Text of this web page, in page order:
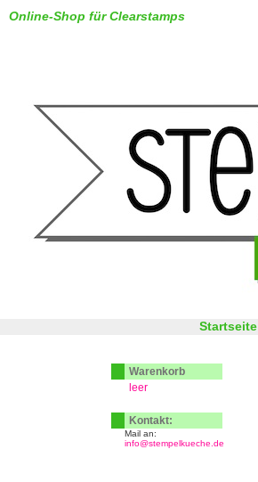
Online-Shop für Clearstamps
Startseite
Warenkorb
leer
Kontakt:
Mail an:
info@stempelkueche.de